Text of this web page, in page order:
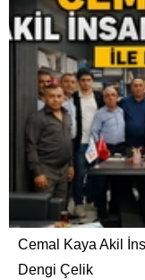
Cemal Kaya Akil
Dengi Çelik